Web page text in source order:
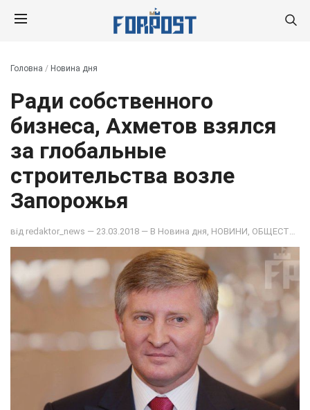
Головна / Новина дня
Ради собственного
бизнеса, Ахметов взялся
за глобальные
строительства возле
Запорожья
від redaktor_news — 23.03.2018 — В Новина дня НОВИНИ ОБЩЕСТВО